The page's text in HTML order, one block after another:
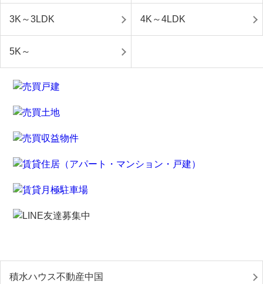
3K～3LDK 4K～4LDK
5K～
積水ハウス不動産中国